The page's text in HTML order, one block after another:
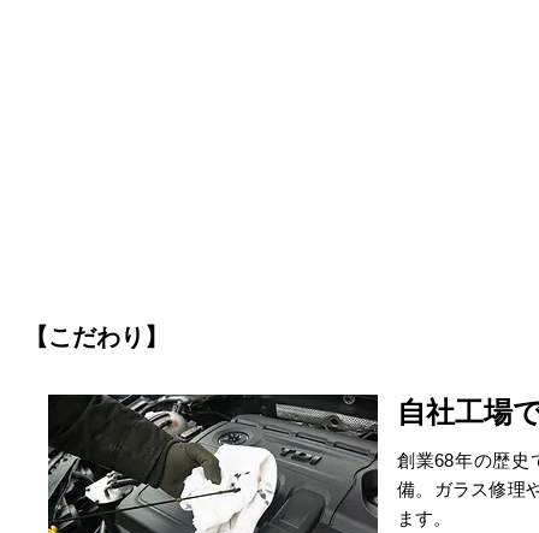
【こだわり】
自社工場
創業68年の歴史
備。ガラス修理
ます。